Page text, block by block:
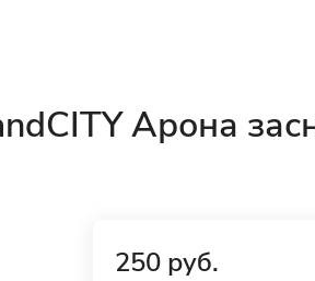
Арона
250 руб.